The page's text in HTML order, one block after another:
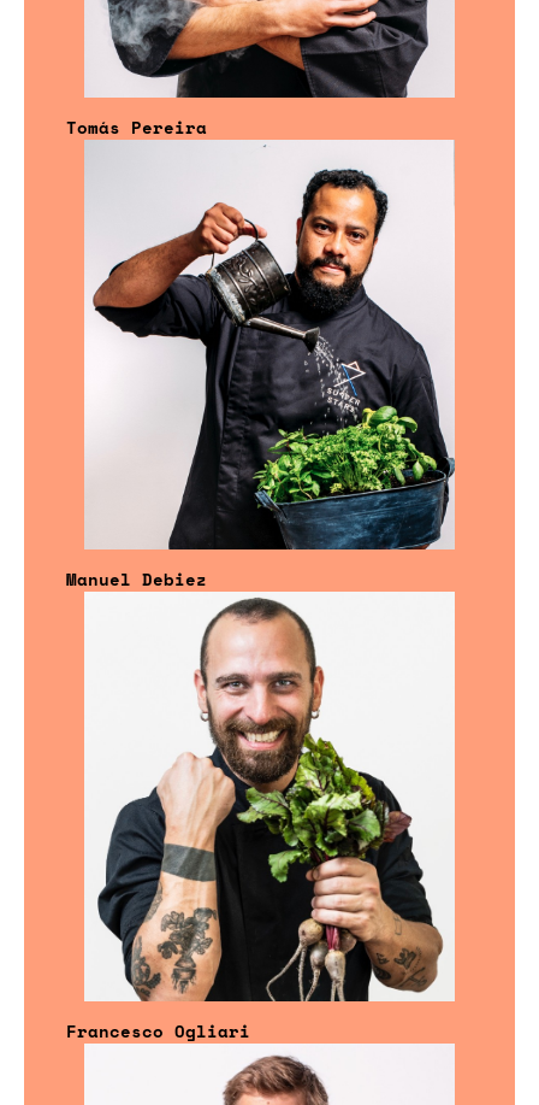
Tomás Pereira
Manuel Debiez
Francesco Ogliari